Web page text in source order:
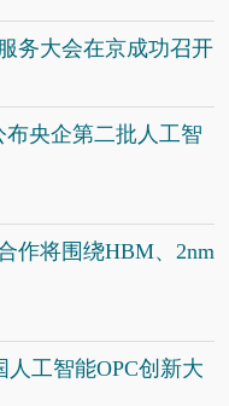
务大会在京成功召开
央企第二批人工智
作将围绕HBM、2nm
人工智能OPC创新大